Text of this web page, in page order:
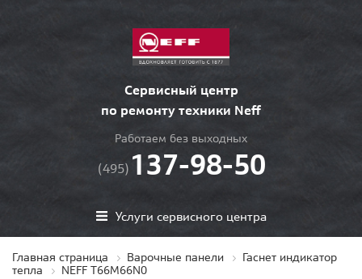
Сервисный центр
по ремонту техники Neff
Работаем без выходных
(495) 137-98-50
Услуги сервисного центра
Главная страница Варочные панели
Гаснет индикатор
тепла
NEFF T66M66N0